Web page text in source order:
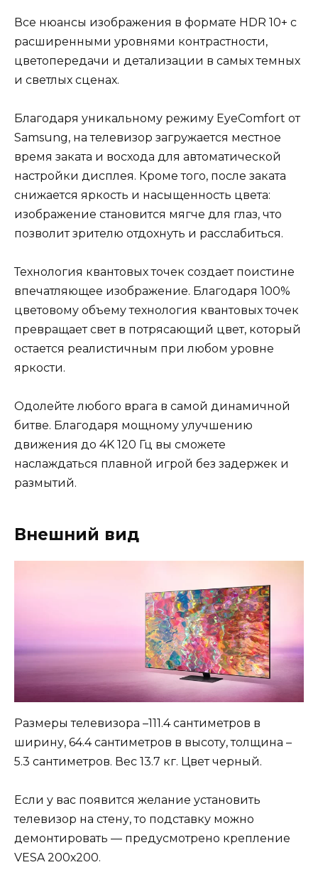
Все нюансы изображения в формате HDR 10+ c
расширенными уровнями контрастности,
цветопередачи и детализации в самых темных
и светлых сценах.
Благодаря уникальному режиму EyeComfort от
Samsung, на телевизор загружается местное
время заката и восхода для автоматической
настройки дисплея. Кроме того, после заката
снижается яркость и насыщенность цвета:
изображение становится мягче для глаз, что
позволит зрителю отдохнуть и расслабиться.
Технология квантовых точек создает поистине
впечатляющее изображение. Благодаря 100%
цветовому объему технология квантовых точек
превращает свет в потрясающий цвет, который
остается реалистичным при любом уровне
яркости.
Одолейте любого врага в самой динамичной
битве. Благодаря мощному улучшению
движения до 4K 120 Гц вы сможете
наслаждаться плавной игрой без задержек и
размытий.
Внешний вид
Размеры телевизора –111.4 сантиметров в
ширину, 64.4 сантиметров в высоту, толщина –
5.3 сантиметров. Вес 13.7 кг. Цвет черный.
Если у вас появится желание установить
телевизор на стену, то подставку можно
демонтировать — предусмотрено крепление
VESA 200х200.